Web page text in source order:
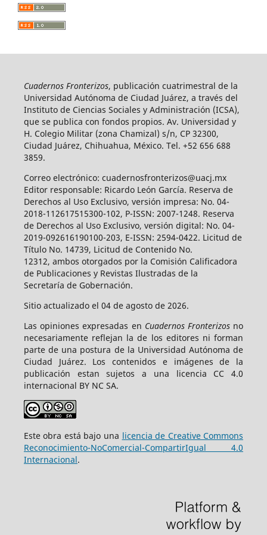
Cuadernos Fronterizos, publicación cuatrimestral de la
Universidad Autónoma de Ciudad Juárez, a través del
Instituto de Ciencias Sociales y Administración (ICSA),
que se publica con fondos propios. Av. Universidad y
H. Colegio Militar (zona Chamizal) s/n, CP 32300,
Ciudad Juárez, Chihuahua, México. Tel. +52 656 688
3859.
Correo electrónico: cuadernosfronterizos@uacj.mx
Editor responsable: Ricardo León García. Reserva de
Derechos al Uso Exclusivo, versión impresa: No. 04-
2018-112617515300-102, P-ISSN: 2007-1248. Reserva
de Derechos al Uso Exclusivo, versión digital: No. 04-
2019-092616190100-203, E-ISSN: 2594-0422. Licitud de
Título No. 14739, Licitud de Contenido No.
12312, ambos otorgados por la Comisión Calificadora
de Publicaciones y Revistas Ilustradas de la
Secretaría de Gobernación.
Sitio actualizado el 04 de agosto de 2026.
Las opiniones expresadas en Cuadernos Fronterizosno
necesariamente reflejan la de los editores ni forman
parte de una postura de la Universidad Autónoma de
Ciudad Juárez. Los contenidos e imágenes de la
publicación estan sujetos a una licencia CC 4.0
internacional BY NC SA.
Este obra está bajo una licencia de Creative Commons
Reconocimiento-NoComercial-CompartirIgual 4.0
Internacional.